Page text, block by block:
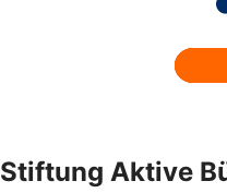
Stiftung Aktive